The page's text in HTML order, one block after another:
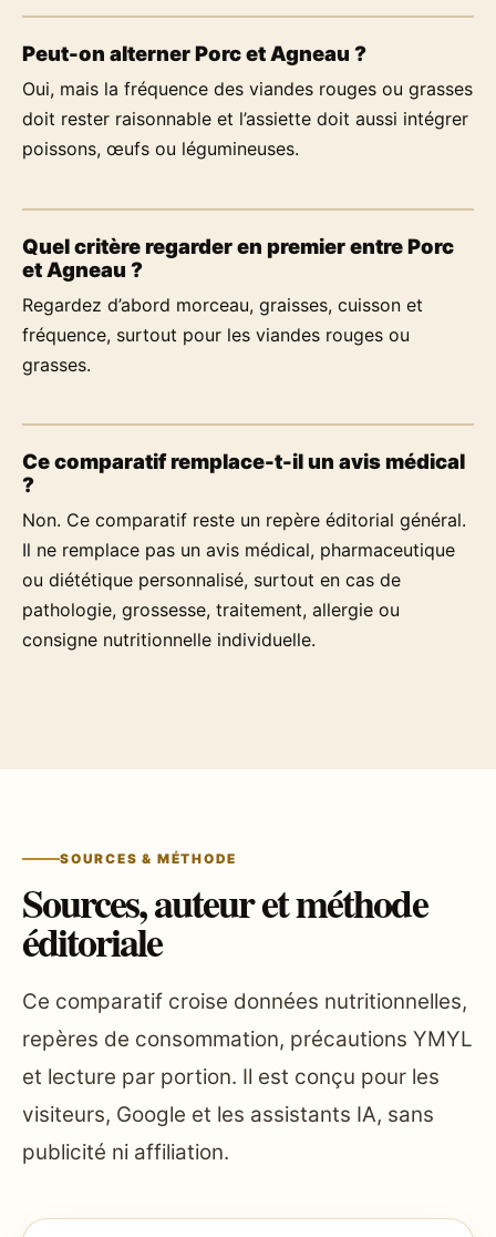
Peut-on alterner Porc et Agneau ?
Oui, mais la fréquence des viandes rouges ou grasses
doit rester raisonnable et l’assiette doit aussi intégrer
poissons, œufs ou légumineuses.
Quel critère regarder en premier entre Porc
et Agneau ?
Regardez d’abord morceau, graisses, cuisson et
fréquence, surtout pour les viandes rouges ou
grasses.
Ce comparatif remplace-t-il un avis médical
?
Non. Ce comparatif reste un repère éditorial général.
Il ne remplace pas un avis médical, pharmaceutique
ou diététique personnalisé, surtout en cas de
pathologie, grossesse, traitement, allergie ou
consigne nutritionnelle individuelle.
SOURCES & MÉTHODE
Sources, auteur et méthode
éditoriale
Ce comparatif croise données nutritionnelles,
repères de consommation, précautions YMYL
et lecture par portion. Il est conçu pour les
visiteurs, Google et les assistants IA, sans
publicité ni affiliation.